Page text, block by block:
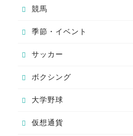
競馬
季節・イベント
サッカー
ボクシング
大学野球
仮想通貨